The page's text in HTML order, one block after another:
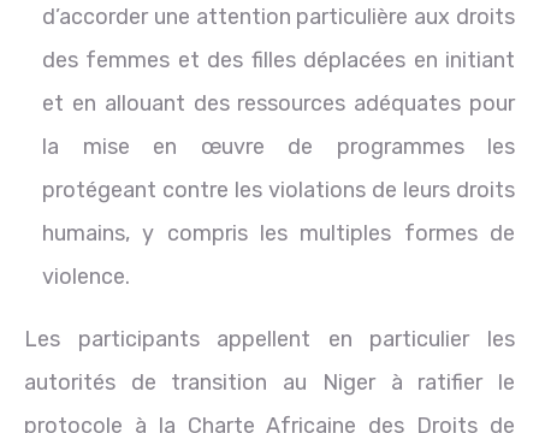
d’accorder une attention particulière aux droits
des femmes et des filles déplacées en initiant
et en allouant des ressources adéquates pour
la mise en œuvre de programmes les
protégeant contre les violations de leurs droits
humains, y compris les multiples formes de
violence.
Les participants appellent en particulier les
autorités de transition au Niger à ratifier le
protocole à la Charte Africaine des Droits de